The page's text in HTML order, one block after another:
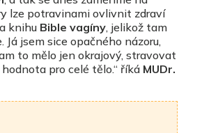
lze potravinami ovlivnit zdraví
knihu Bible vagíny, jelikož tam
jsem sice opačného názoru,
to mělo jen okrajový, stravovat
pro celé tělo.“ říká MUDr.